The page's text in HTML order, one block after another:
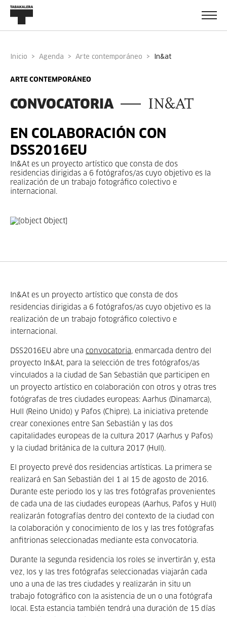
Inicio Agenda Arte contemporáneo in&at
ARTE CONTEMPORÁNEO
CONVOCATORIA IN&AT
EN COLABORACIÓN CON
DSS2016EU
In&At es un proyecto artístico que consta de dos
residencias dirigidas a 6 fotógrafos/as cuyo objetivo es la
realización de un trabajo fotográfico colectivo e
internacional.
In&At es un proyecto artístico que consta de dos
residencias dirigidas a 6 fotógrafos/as cuyo objetivo es la
realización de un trabajo fotográfico colectivo e
internacional.
DSS2016EU abre una convocatoria, enmarcada dentro del
proyecto In&At, para la selección de tres fotógrafos/as
vinculados a la ciudad de San Sebastián que participen en
un proyecto artístico en colaboración con otros y otras tres
fotógrafas de tres ciudades europeas: Aarhus (Dinamarca),
Hull (Reino Unido) y Pafos (Chipre). La iniciativa pretende
crear conexiones entre San Sebastián y las dos
capitalidades europeas de la cultura 2017 (Aarhus y Pafos)
y la ciudad británica de la cultura 2017 (Hull).
El proyecto prevé dos residencias artísticas. La primera se
realizará en San Sebastián del 1 al 15 de agosto de 2016.
Durante este periodo los y las tres fotógrafas provenientes
de cada una de las ciudades europeas (Aarhus, Pafos y Hull)
realizarán fotografías dentro del contexto de la ciudad con
la colaboración y conocimiento de los y las tres fotógrafas
anfitrionas seleccionadas mediante esta convocatoria.
Durante la segunda residencia los roles se invertirán y, esta
vez, los y las tres fotógrafas seleccionadas viajarán cada
uno a una de las tres ciudades y realizarán in situ un
trabajo fotográfico con la asistencia de un o una fotógrafa
local. Esta estancia también tendrá una duración de 15 días